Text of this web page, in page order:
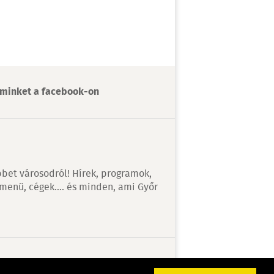
a facebook-on
városodról! Hírek, programok,
cégek…. és minden, ami Győr